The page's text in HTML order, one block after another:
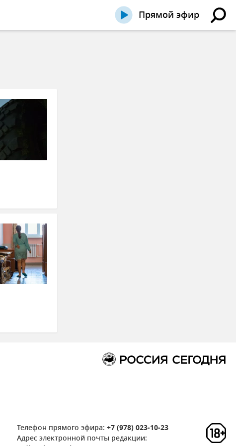
Прямой эфир
Телефон прямого эфира: +7 (978) 023-10-23
Адрес электронной почты редакции: